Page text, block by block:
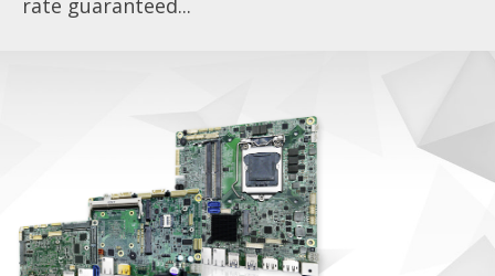
rate guaranteed...